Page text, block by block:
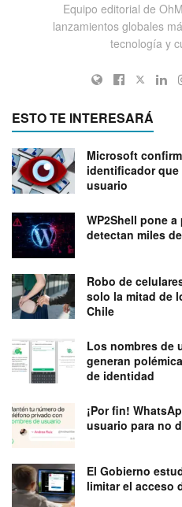
Equipo editorial de
lanzamientos globales
tecnología y
ESTO TE INTERESARÁ
Microsoft
identificador que
usuario
WP2Shell pone
detectan miles
Robo de
solo la mitad de
Chile
Los nombres de
generan
de identidad
¡Por fin!
usuario para no
El Gobierno
limitar el acceso